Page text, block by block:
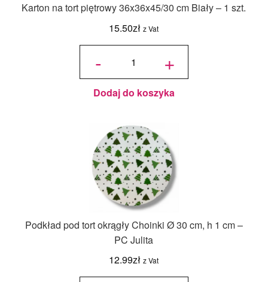
Karton na tort piętrowy 36x36x45/30 cm Biały – 1 szt.
15.50zł z Vat
-
ilość Karton
36x36x45/30
cm Biały - 1 +
Dodaj do koszyka
Podkład pod tort okrągły Choinki Ø 30 cm, h 1 cm –
PC Julita
12.99zł z Vat
ilość